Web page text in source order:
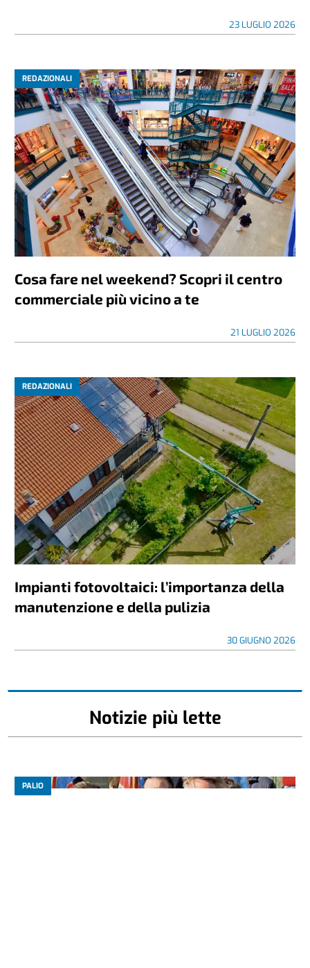
23 LUGLIO 2026
REDAZIONALI
Cosa fare nel weekend? Scopri il centro
commerciale più vicino a te
21 LUGLIO 2026
REDAZIONALI
Impianti fotovoltaici: l’importanza della
manutenzione e della pulizia
30 GIUGNO 2026
Notizie più lette
PALIO